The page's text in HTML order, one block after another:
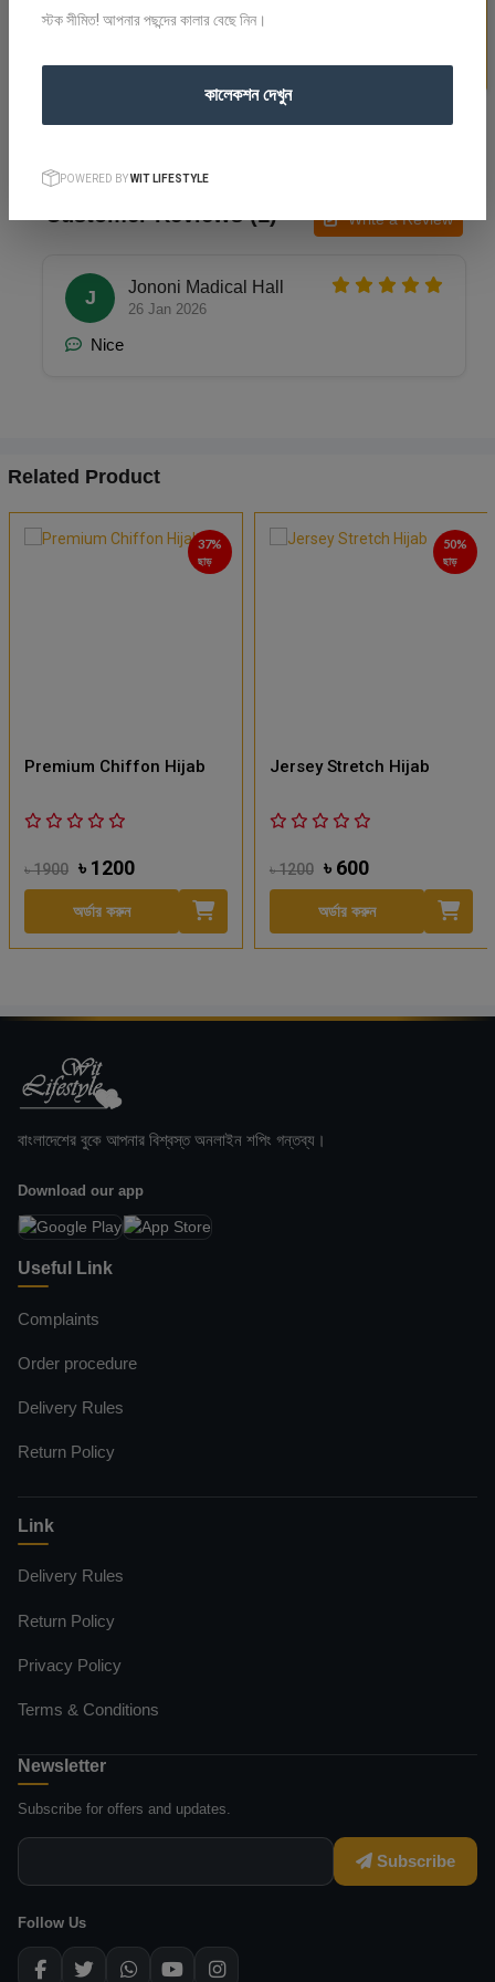
Gentle cycle or hand wash in cold water. Wash individually.
Customer Reviews (1) Write a Review
J Jononi Madical Hall
26 Jan 2026
Nice
Related Product
37%
ছাড়
Premium Chiffon Hijab
৳ 1900 ৳ 1200
অর্ডার করুন
50%
ছাড়
Jersey Stretch Hijab
৳ 1200 ৳ 600
অর্ডার করুন
বাংলাদেশের বুকে আপনার বিশ্বস্ত অনলাইন শপিং গন্তব্য।
Download our app
Useful Link
Complaints
Order procedure
Delivery Rules
Return Policy
Link
Delivery Rules
Return Policy
Privacy Policy
Terms & Conditions
Newsletter
Subscribe for offers and updates.
Subscribe
Follow Us
স্টক সীমিত! আপনার পছন্দের কালার বেছে নিন।
কালেকশন দেখুন
POWERED BYWIT LIFESTYLE